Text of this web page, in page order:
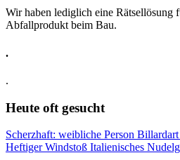
Wir haben lediglich eine Rätsellösung
Abfallprodukt beim Bau.
.
.
Heute oft gesucht
Scherzhaft: weibliche Person Billardart
Heftiger Windstoß Italienisches